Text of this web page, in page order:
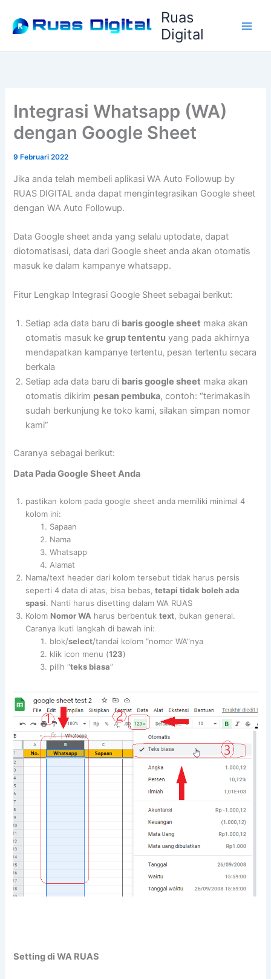
konten
Ruas
Digital
Integrasi Whatsapp (WA)
dengan Google Sheet
9 Februari 2022
Jika anda telah membeli aplikasi WA Auto Followup by
RUAS DIGITAL anda dapat mengintegrasikan Google sheet
dengan WA Auto Followup.
Data Google sheet anda yang selalu uptodate, dapat
diotomatisasi, data dari Google sheet anda akan otomatis
masuk ke dalam kampanye whatsapp.
Fitur Lengkap Integrasi Google Sheet sebagai berikut:
Setiap ada data baru di baris google sheet maka akan
otomatis masuk kegrup tententu yang pada akhirnya
mendapatkan kampanye tertentu, pesan tertentu secara
berkala
Setiap ada data baru di baris google sheet maka akan
otomatis dikirim pesan pembuka, contoh: “terimakasih
sudah berkunjung ke toko kami, silakan simpan nomor
kami”
Caranya sebagai berikut:
Data Pada Google Sheet Anda
pastikan kolom pada google sheet anda memiliki minimal 4
kolom ini:
Sapaan
Nama
Whatsapp
Alamat
Nama/text header dari kolom tersebut tidak harus persis
seperti 4 data di atas, bisa bebas, tetapi tidak boleh ada
spasi. Nanti harus disetting dalam WA RUAS
Kolom Nomor WA harus berbentuktext, bukan general.
Caranya ikuti langkah di bawah ini:
blok/select/tandai kolom “nomor WA”nya
klik icon menu (123)
pilih “teks biasa”
Setting di WA RUAS